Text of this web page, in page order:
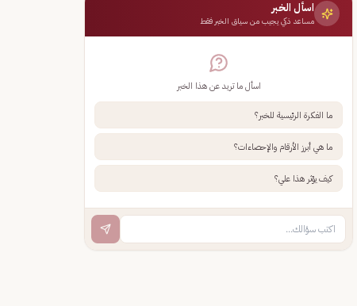
اسأل الخبر
مساعد ذكي يجيب من سياق الخبر فقط
اسأل ما تريد عن هذا الخبر
ما الفكرة الرئيسية للخبر؟
ما هي أبرز الأرقام والإحصاءات؟
كيف يؤثر هذا علي؟